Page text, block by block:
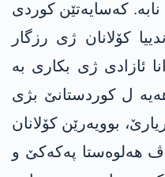
کەسایەتێن کوردی
کۆلانان ژی رزگار
ئازادی ژی بکاری بە
ل کوردستانێ بژی
بوویەرێن کۆلانان
هەلوەستا په‌كه‌كێ و